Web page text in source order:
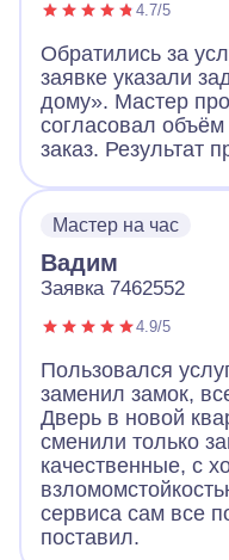
4.7/5
Обратились за
заявке указали
дому». Мастер
согласовал
заказ. Результат
Мастер на час
Вадим
Заявка 7462552
4.9/5
Пользовался
заменил замок,
Дверь в новой
сменили только
качественные, с
сервиса сам все
поставил.